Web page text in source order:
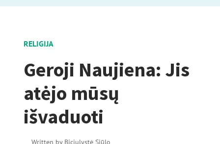
RELIGIJA
Geroji Naujiena: Jis
atėjo mūsų
išvaduoti
Written by Biciulystė Siūlo